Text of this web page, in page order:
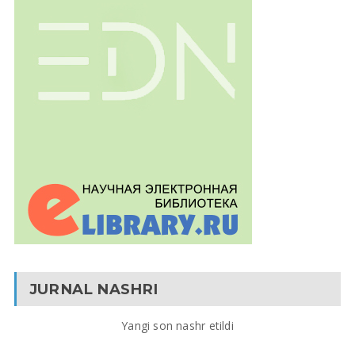
JURNAL NASHRI
Yangi son nashr etildi